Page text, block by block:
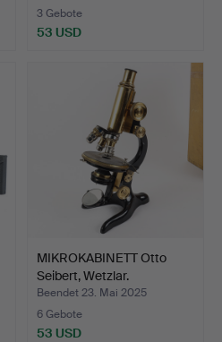
3 Gebote
53 USD
MIKROKABINETT Otto
Seibert, Wetzlar.
Beendet 23. Mai 2025
6 Gebote
53 USD